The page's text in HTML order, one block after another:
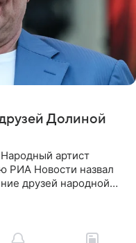
Долиной
артист
РИА Новости назвал
друзей народной